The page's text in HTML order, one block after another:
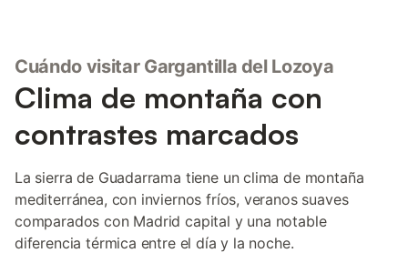
Cuándo visitar Gargantilla del Lozoya
Clima de montaña con
contrastes marcados
La sierra de Guadarrama tiene un clima de montaña
mediterránea, con inviernos fríos, veranos suaves
comparados con Madrid capital y una notable
diferencia térmica entre el día y la noche.